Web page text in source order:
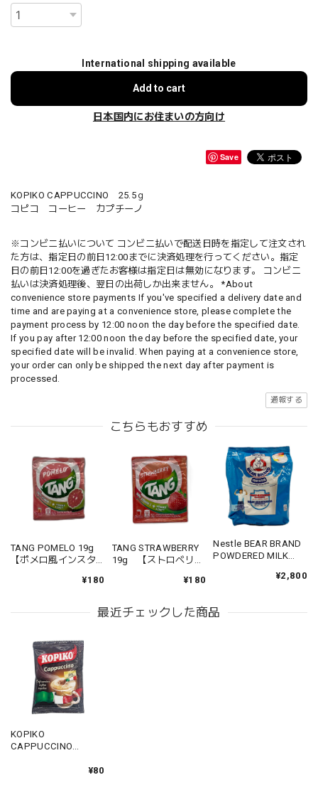
International shipping available
Add to cart
日本国内にお住まいの方向け
Save
KOPIKO CAPPUCCINO 25.5ｇ
コピコ コーヒー カプチーノ
※コンビニ払いについて コンビニ払いで配送日時を指定して注文され
た方は、指定日の前日12:00までに決済処理を行ってください。指定
日の前日12:00を過ぎたお客様は指定日は無効になります。 コンビニ
払いは決済処理後、翌日の出荷しか出来ません。 *About
convenience store payments If you've specified a delivery date and
time and are paying at a convenience store, please complete the
payment process by 12:00 noon the day before the specified date.
If you pay after 12:00 noon the day before the specified date, your
specified date will be invalid. When paying at a convenience store,
your order can only be shipped the next day after payment is
processed.
通報する
こちらもおすすめ
TANG POMELO 19g
【ポメロ風インスタ
¥180
TANG STRAWBERRY
19g 【ストロベリー
¥180
Nestle BEAR BRAND
POWDERED MILK
ブランドパウダーミ
¥2,800
最近チェックした商品
KOPIKO
CAPPUCCINO
¥80